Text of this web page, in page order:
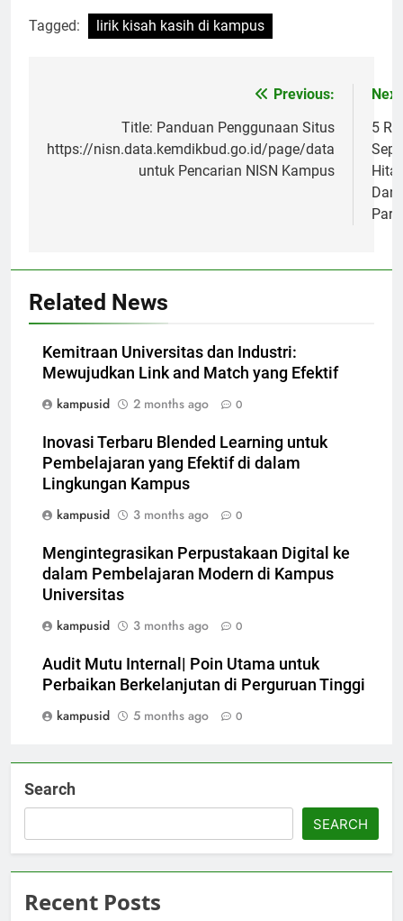
Tagged: lirik kisah kasih di kampus
navigation
Previous:
Title: Panduan Penggunaan Situs
https://nisn.data.kemdikbud.go.id/page/data
untuk Pencarian NISN Kampus
5
Dan
Related News
Kemitraan Universitas dan Industri:
Mewujudkan Link and Match yang Efektif
kampusid
2 months ago 0
Inovasi Terbaru Blended Learning untuk
Pembelajaran yang Efektif di dalam
Lingkungan Kampus
kampusid
3 months ago 0
Mengintegrasikan Perpustakaan Digital ke
dalam Pembelajaran Modern di Kampus
Universitas
kampusid
3 months ago 0
Audit Mutu Internal| Poin Utama untuk
Perbaikan Berkelanjutan di Perguruan Tinggi
kampusid
5 months ago 0
Search
SEARCH
Recent Posts